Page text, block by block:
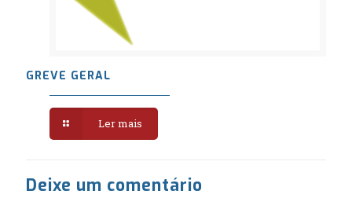
GREVE GERAL
Ler mais
Deixe um comentário